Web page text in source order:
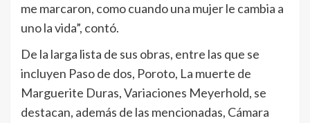
me marcaron, como cuando una mujer le cambia a
uno la vida”, contó.
De la larga lista de sus obras, entre las que se
incluyen Paso de dos, Poroto, La muerte de
Marguerite Duras, Variaciones Meyerhold, se
destacan, además de las mencionadas, Cámara